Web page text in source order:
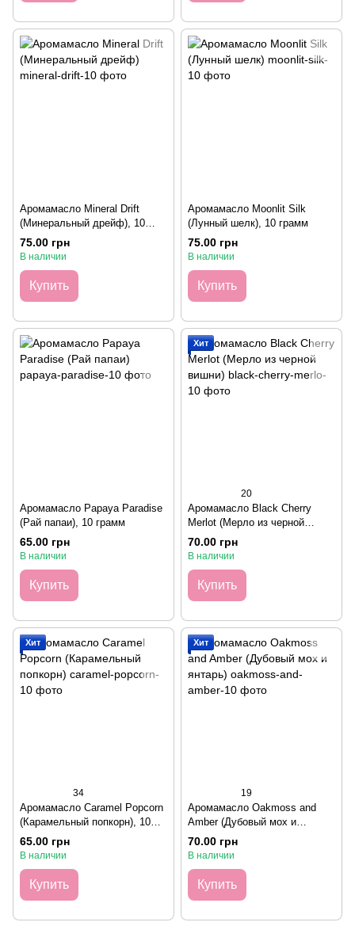
Аромамасло Mineral Drift
(Минеральный дрейф), 10
грамм
75.00 грн
В наличии
Купить
Аромамасло Moonlit Silk
(Лунный шелк), 10 грамм
75.00 грн
В наличии
Купить
Аромамасло Papaya Paradise
(Рай папаи), 10 грамм
65.00 грн
В наличии
Купить
Хит
20
Аромамасло Black Cherry
Merlot (Мерло из черной
вишни), 10 грамм
70.00 грн
В наличии
Купить
Хит
34
Аромамасло Caramel Popcorn
(Карамельный попкорн), 10
грамм
65.00 грн
В наличии
Купить
Хит
19
Аромамасло Oakmoss and
Amber (Дубовый мох и
янтарь), 10 грамм
70.00 грн
В наличии
Купить